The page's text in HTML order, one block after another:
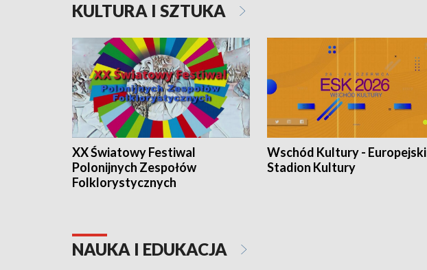
KULTURA I SZTUKA
XX Światowy Festiwal
Polonijnych Zespołów
Folklorystycznych
Wschód Kultury - Europejski
Stadion Kultury
NAUKA I EDUKACJA